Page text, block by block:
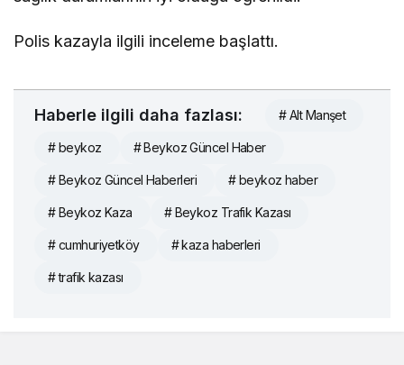
Polis kazayla ilgili inceleme başlattı.
Haberle ilgili daha fazlası: # Alt Manşet
# beykoz # Beykoz Güncel Haber
# Beykoz Güncel Haberleri # beykoz haber
# Beykoz Kaza # Beykoz Trafik Kazası
# cumhuriyetköy # kaza haberleri
# trafik kazası